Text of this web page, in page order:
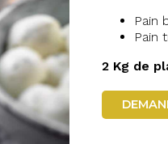
Pain
Pain
2 Kg de